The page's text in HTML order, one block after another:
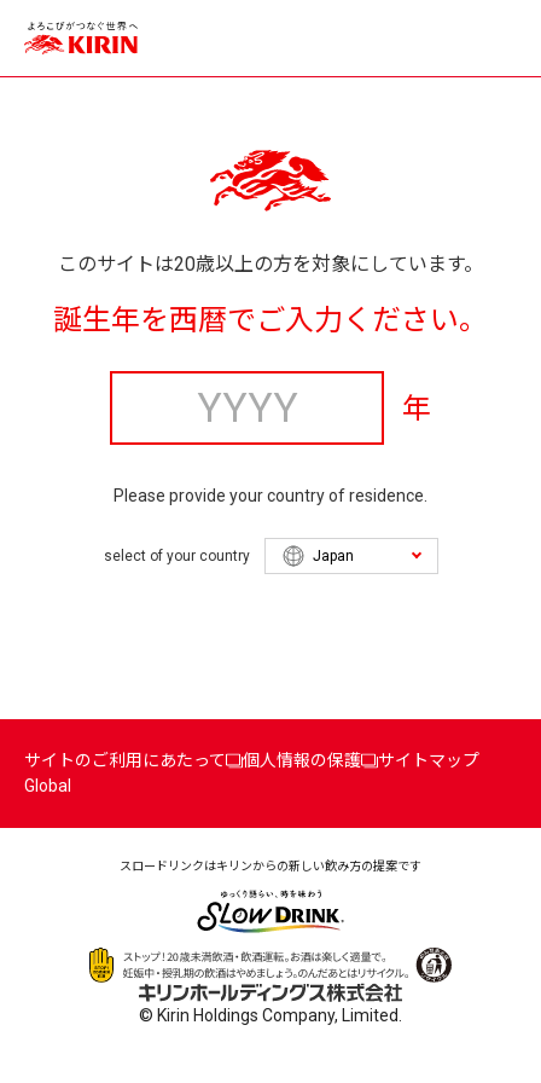
このサイトは20歳以上の方を対象にしています。
誕生年を西暦でご入力ください。
年
Please provide your country of residence.
select of your country
サイトのご利用にあたって 個人情報の保護
サイトマップ
Global
スロードリンクはキリンからの新しい飲み方の提案です
© Kirin Holdings Company, Limited.